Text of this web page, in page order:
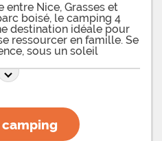
entre Nice, Grasses et
boisé, le camping 4
destination idéale pour
ressourcer en famille. Se
sous un soleil
baignade et de la détente.
d’une belle piscine
et la sécurité des tout-
mise à disposition et
sans pouvoir s’arrêter.
camping